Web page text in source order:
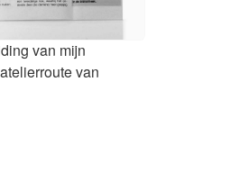
van mijn
van